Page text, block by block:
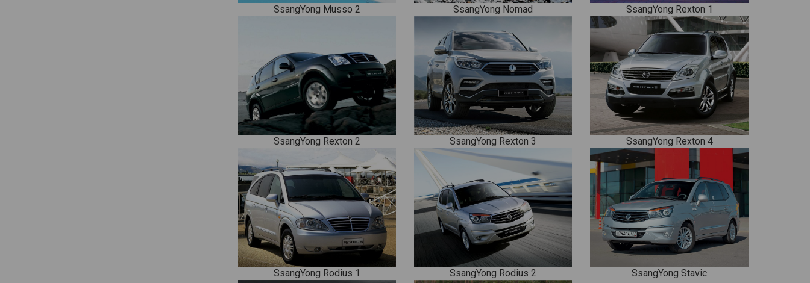
SsangYong Musso 2 SsangYong Nomad SsangYong Rexton 1
SsangYong Rexton 2 SsangYong Rexton 3 SsangYong Rexton 4
SsangYong Rodius 1 SsangYong Rodius 2 SsangYong Stavic